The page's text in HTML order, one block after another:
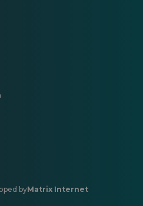
byMatrix Internet
Öffnet